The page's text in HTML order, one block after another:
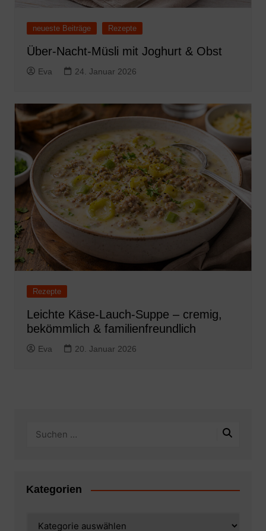
neueste Beiträge Rezepte
Über-Nacht-Müsli mit Joghurt & Obst
Eva 24. Januar 2026
Rezepte
Leichte Käse-Lauch-Suppe – cremig,
bekömmlich & familienfreundlich
Eva 20. Januar 2026
Kategorien